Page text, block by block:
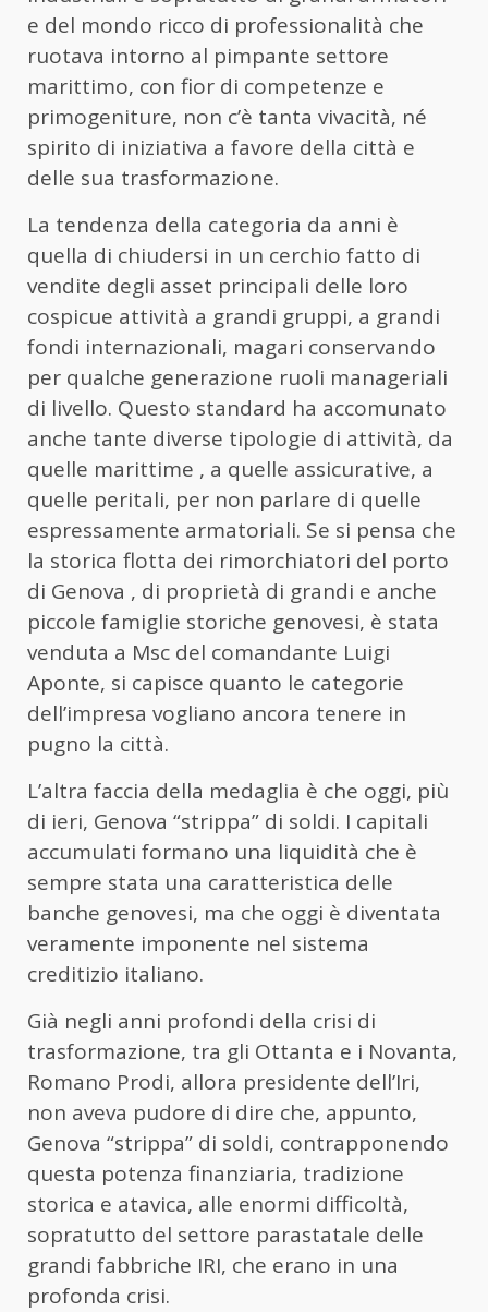
e del mondo ricco di professionalità che
ruotava intorno al pimpante settore
marittimo, con fior di competenze e
primogeniture, non c’è tanta vivacità, né
spirito di iniziativa a favore della città e
delle sua trasformazione.
La tendenza della categoria da anni è
quella di chiudersi in un cerchio fatto di
vendite degli asset principali delle loro
cospicue attività a grandi gruppi, a grandi
fondi internazionali, magari conservando
per qualche generazione ruoli manageriali
di livello. Questo standard ha accomunato
anche tante diverse tipologie di attività, da
quelle marittime , a quelle assicurative, a
quelle peritali, per non parlare di quelle
espressamente armatoriali. Se si pensa che
la storica flotta dei rimorchiatori del porto
di Genova , di proprietà di grandi e anche
piccole famiglie storiche genovesi, è stata
venduta a Msc del comandante Luigi
Aponte, si capisce quanto le categorie
dell’impresa vogliano ancora tenere in
pugno la città.
L’altra faccia della medaglia è che oggi, più
di ieri, Genova “strippa” di soldi. I capitali
accumulati formano una liquidità che è
sempre stata una caratteristica delle
banche genovesi, ma che oggi è diventata
veramente imponente nel sistema
creditizio italiano.
Già negli anni profondi della crisi di
trasformazione, tra gli Ottanta e i Novanta,
Romano Prodi, allora presidente dell’Iri,
non aveva pudore di dire che, appunto,
Genova “strippa” di soldi, contrapponendo
questa potenza finanziaria, tradizione
storica e atavica, alle enormi difficoltà,
sopratutto del settore parastatale delle
grandi fabbriche IRI, che erano in una
profonda crisi.